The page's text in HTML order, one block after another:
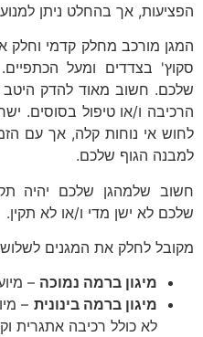
הפציעות, אך בהחלט ניתן
המגן מורכב מחלק קדמי וחלק
סקוץ' בצדדים ומעל
שלכם. חשוב מאוד להדק היטב
הרכיבה ו/או טיפול בסוסים.
לחוש אי נוחות קלה, אך עם
למבנה הגוף שלכם.
חשוב שלמהגן שלכם יהיה
שלכם לא ישן מדי ו/או לא תקין.
מקובל לחלק את המגנים
מיגון ברמה נמוכה –
מיגון ברמה בינונית –
לא כולל רכיבה אתגרית